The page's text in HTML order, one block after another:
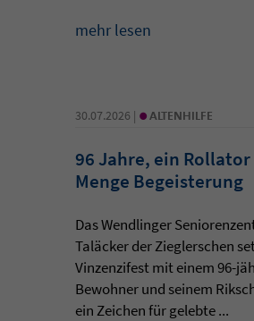
mehr lesen
30.07.2026 | • ALTENHILFE
96 Jahre, ein
Menge Begeisterung
Das Wendlinger
Taläcker der Zieglerschen
Vinzenzifest mit einem 96-
Bewohner und seinem
ein Zeichen für gelebte ...